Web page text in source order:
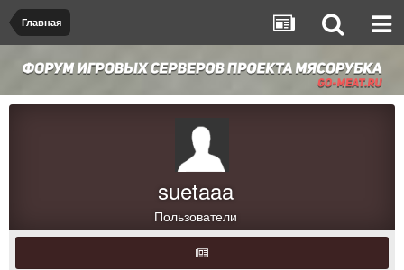
Главная
suetaaa
Пользователи